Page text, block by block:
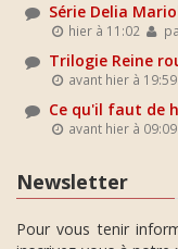
Série Delia
hier à 11:02
Trilogie Reine
avant hier à 19:59
Ce qu'il faut de
avant hier à 09:09
Newsletter
Pour vous tenir